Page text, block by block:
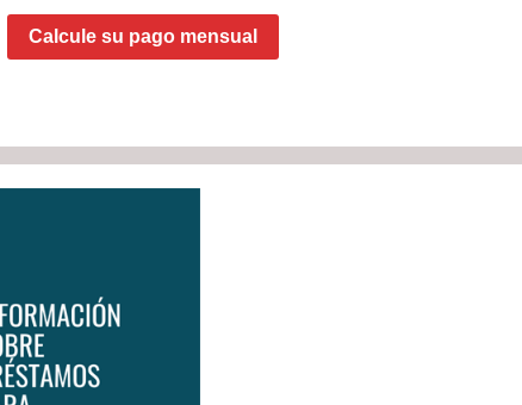
Calcule su pago mensual